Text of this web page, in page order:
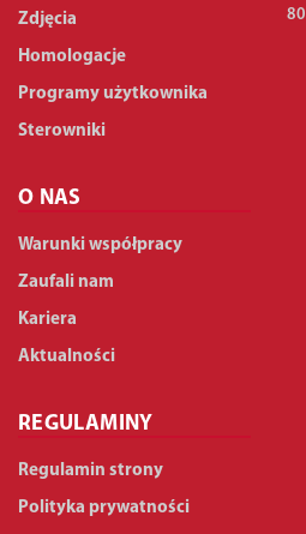
Zdjęcia
Homologacje
Programy użytkownika
Sterowniki
O NAS
Warunki współpracy
Zaufali nam
Kariera
Aktualności
REGULAMINY
Regulamin strony
Polityka prywatności